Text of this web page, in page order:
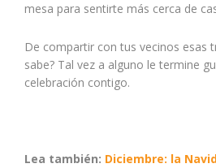
mesa para sentirte más cerca de
De compartir con tus vecinos esas
sabe? Tal vez a alguno le termine
celebración contigo.
Lea también: Diciembre: la